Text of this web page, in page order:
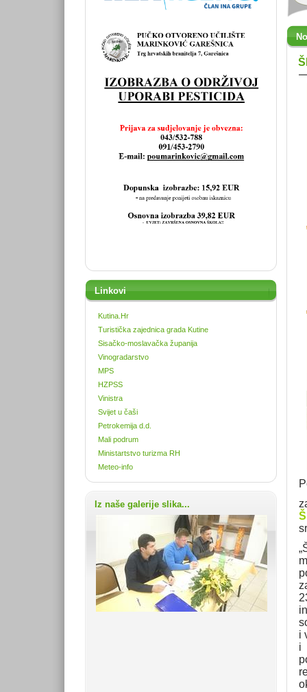
Linkovi
Kutina.Hr
Turistička zajednica grada Kutine
Sisačko-moslavačka županija
Vinogradarstvo
MPS
HZPSS
Vinistra
Svijet u čaši
Petrokemija d.d.
Mali podrum
Ministartstvo turizma RH
Meteo-info
Iz naše galerije slika...
i
i